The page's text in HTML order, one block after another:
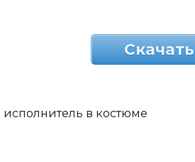
Скачать
исполнитель в костюме